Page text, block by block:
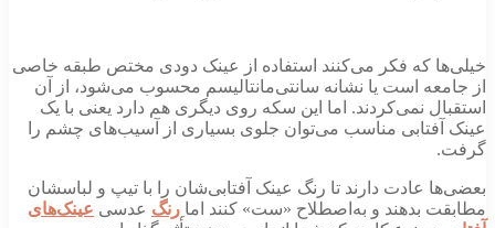
خیلی‌ها که فکر می‌کنند استفاده از عینک دودی مختص طبقه خاصی
از جامعه است یا نشانه سانتی‌مانتالیسم محسوب می‌شود، از آن
استقبال نمی‌کردند. اما این سکه روی دیگری هم دارد یعنی با یک
عینک آفتابی مناسب می‌توان جلوی بسیاری از آسیب‌های چشم را
گرفت.
بعضی‌ها عادت دارند تا رنگ عینک آفتابی‌شان را با تیپ و لباسشان
مطابقت بدهند و به‌اصطلاح «ست» کنند اما رنگ عدسی عینک‌های